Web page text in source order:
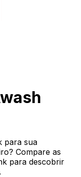
para sua
Compare as
para descobrir